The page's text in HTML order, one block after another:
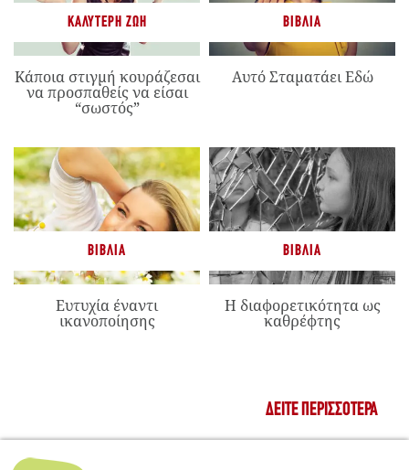
ΚΑΛΎΤΕΡΗ ΖΩΉ
Κάποια στιγμή κουράζεσαι
να προσπαθείς να είσαι
“σωστός”
ΒΙΒΛΊΑ
Αυτό Σταματάει Εδώ
ΒΙΒΛΊΑ
Ευτυχία έναντι
ικανοποίησης
ΒΙΒΛΊΑ
Η διαφορετικότητα ως
καθρέφτης
ΔΕΊΤΕ ΠΕΡΙΣΣΌΤΕΡΑ